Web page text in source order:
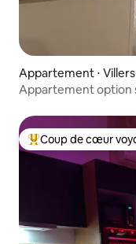
Appartement ⋅
Appartement option
Coups de cœur
Coup de cœur